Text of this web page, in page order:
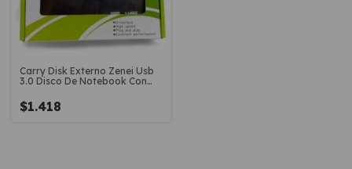
Carry Disk Externo Zenei Usb
3.0 Disco De Notebook Con
$1.418